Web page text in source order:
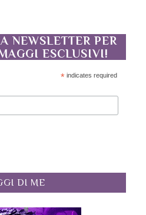
NEWSLETTER PER
ESCLUSIVI!
* indicates required
DI ME